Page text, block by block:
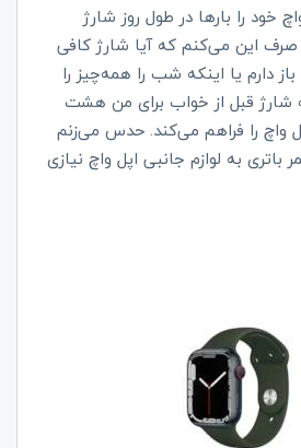
خود را بارها در طول روز شارژ
صرف این می‌کنم که آیا شارژ کافی
دارم یا اینکه شب را همه‌چیز را
قبل از خواب برای من هشت
واچ را فراهم می‌کند. حدس می‌زنم
باتری به لوازم جانبی اپل واچ نیازی